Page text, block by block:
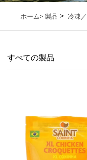
ホーム> 製品 > 冷凍
すべての製品